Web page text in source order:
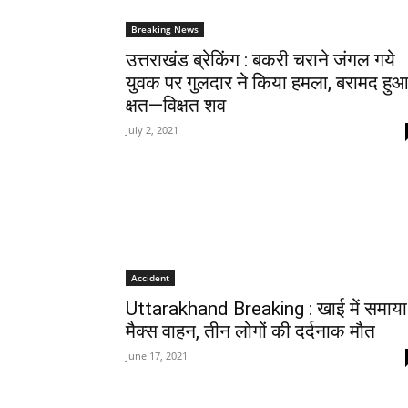
Breaking News
उत्तराखंड ब्रेकिंग : बकरी चराने जंगल गये
युवक पर गुलदार ने किया हमला, बरामद हुआ
क्षत—विक्षत शव
July 2, 2021
Accident
Uttarakhand Breaking : खाई में समाया
मैक्स वाहन, तीन लोगों की दर्दनाक मौत
June 17, 2021